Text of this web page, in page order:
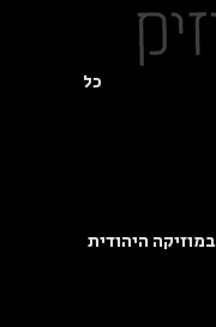
כל
היהודית